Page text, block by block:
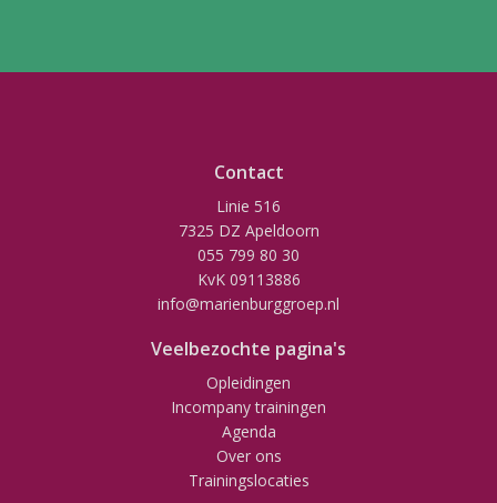
Contact
Linie 516
7325 DZ Apeldoorn
055 799 80 30
KvK 09113886
info@marienburggroep.nl
Veelbezochte pagina's
Opleidingen
Incompany trainingen
Agenda
Over ons
Trainingslocaties